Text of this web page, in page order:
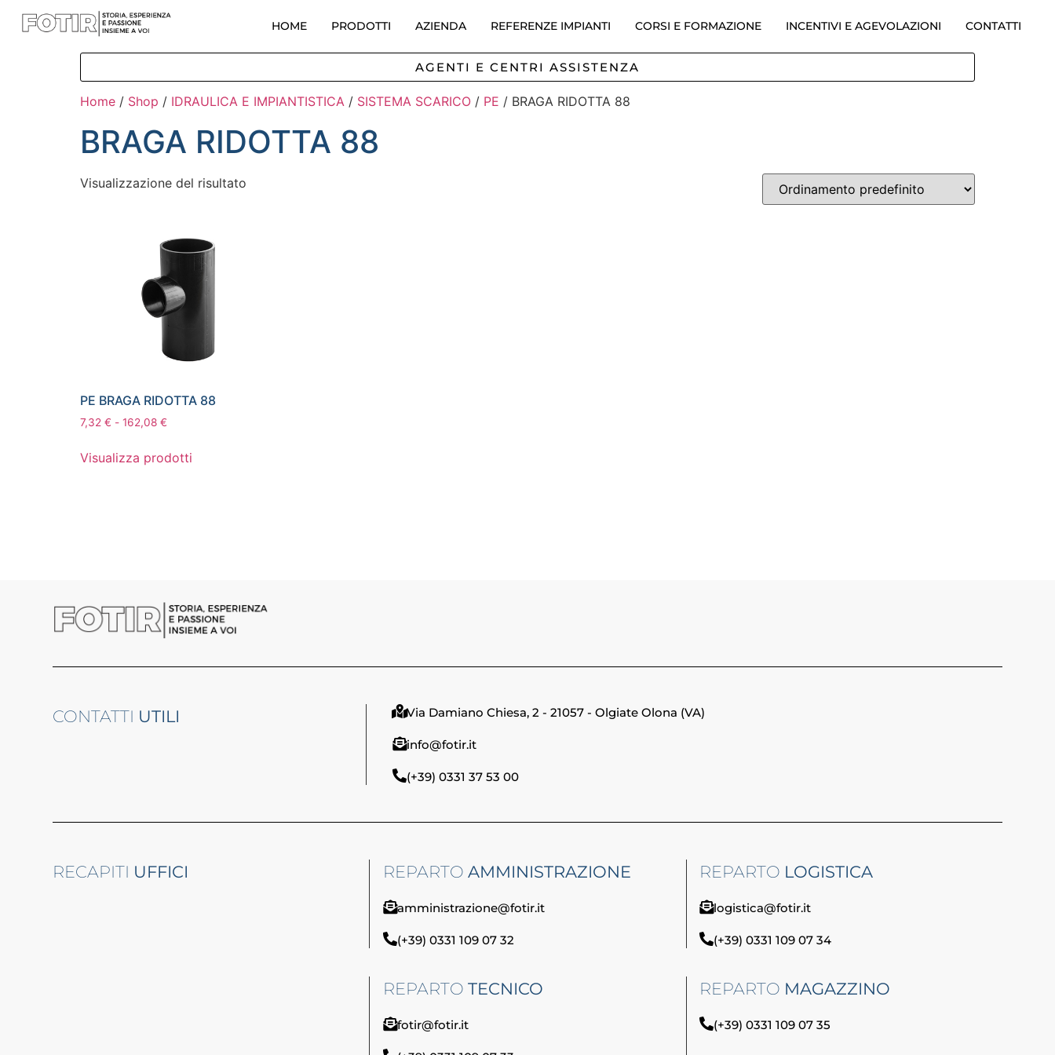
HOME PRODOTTI AZIENDA REFERENZE IMPIANTI CORSI E FORMAZIONE INCENTIVI E AGEVOLAZIONI CONTATTI
AGENTI E CENTRI ASSISTENZA
Home / Shop / IDRAULICA E IMPIANTISTICA / SISTEMA SCARICO / PE / BRAGA RIDOTTA 88
BRAGA RIDOTTA 88
Visualizzazione del risultato
PE BRAGA RIDOTTA 88
7,32 € - 162,08 €
Visualizza prodotti
CONTATTI UTILI Via Damiano Chiesa, 2 - 21057 - Olgiate Olona (VA)
info@fotir.it
(+39) 0331 37 53 00
RECAPITI UFFICI REPARTO AMMINISTRAZIONE
amministrazione@fotir.it
(+39) 0331 109 07 32
REPARTO LOGISTICA
logistica@fotir.it
(+39) 0331 109 07 34
REPARTO TECNICO
fotir@fotir.it
REPARTO MAGAZZINO
(+39) 0331 109 07 35